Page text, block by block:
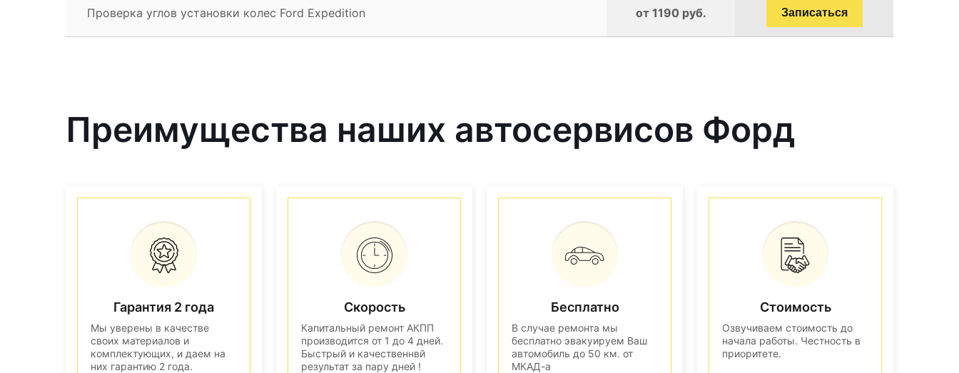
Проверка углов установки колес Ford Expedition от 1190 руб. Записаться
Преимущества наших автосервисов Форд
Гарантия 2 года
Мы уверены в качестве
своих материалов и
комплектующих, и даем на
них гарантию 2 года.
Скорость
Капитальный ремонт АКПП
производится от 1 до 4 дней.
Быстрый и качественнвй
результат за пару дней !
Бесплатно
В случае ремонта мы
бесплатно эвакуируем Ваш
автомобиль до 50 км. от
МКАД-а
Стоимость
Озвучиваем стоимость до
начала работы. Честность в
приоритете.